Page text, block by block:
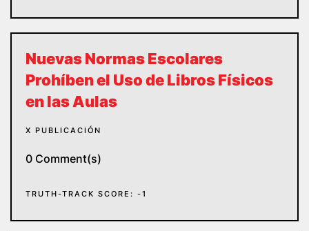
Nuevas Normas Escolares
Prohíben el Uso de Libros Físicos
en las Aulas
X PUBLICACIÓN
0 Comment(s)
TRUTH-TRACK SCORE: -1